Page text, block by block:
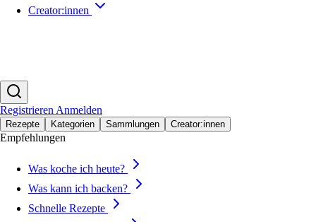
Creator:innen
Registrieren Anmelden
Rezepte Kategorien Sammlungen Creator:innen
Empfehlungen
Was koche ich heute?
Was kann ich backen?
Schnelle Rezepte